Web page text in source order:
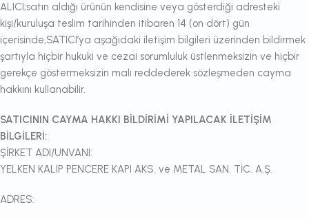
ALICI;satın aldığı ürünün kendisine veya gösterdiği adresteki
kişi/kuruluşa teslim tarihinden itibaren 14 (on dört) gün
içerisinde,SATICI’ya aşağıdaki iletişim bilgileri üzerinden bildirmek
şartıyla hiçbir hukuki ve cezai sorumluluk üstlenmeksizin ve hiçbir
gerekçe göstermeksizin malı reddederek sözleşmeden cayma
hakkını kullanabilir.
SATICININ CAYMA HAKKI BİLDİRİMİ YAPILACAK İLETİŞİM
BİLGİLERİ:
ŞİRKET ADI/UNVANI:
YELKEN KALIP PENCERE KAPI AKS. ve METAL SAN. TİC. A.Ş.
ADRES: